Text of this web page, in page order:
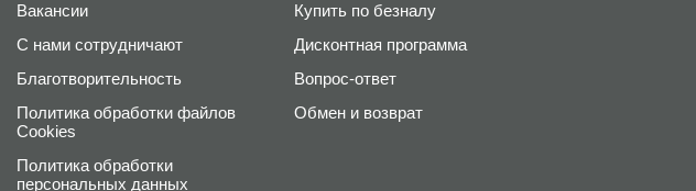
Вакансии
С нами сотрудничают
Благотворительность
Политика обработки файлов
Cookies
Политика обработки
персональных данных
Купить по безналу
Дисконтная программа
Вопрос-ответ
Обмен и возврат